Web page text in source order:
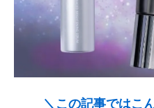
＼この記事ではこ